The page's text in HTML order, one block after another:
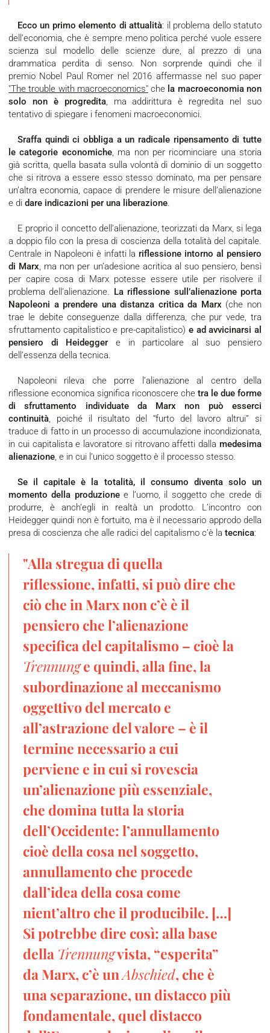
Ecco un primo elemento di attualità: il problema dello statuto
dell’economia, che è sempre meno politica perché vuole essere
scienza sul modello delle scienze dure, al prezzo di una
drammatica perdita di senso. Non sorprende quindi che il
premio Nobel Paul Romer nel 2016 affermasse nel suo paper
"The trouble with macroeconomics"che la macroeconomia non
solo non è progredita, ma addirittura è regredita nel suo
tentativo di spiegare i fenomeni macroeconomici.
Sraffa quindi ci obbliga a un radicale ripensamento di tutte
le categorie economiche, ma non per ricominciare una storia
già scritta, quella basata sulla volontà di dominio di un soggetto
che si ritrova a essere esso stesso dominato, ma per pensare
un’altra economia, capace di prendere le misure dell’alienazione
e di dare indicazioni per una liberazione.
E proprio il concetto dell’alienazione, teorizzati da Marx, si lega
a doppio filo con la presa di coscienza della totalità del capitale.
Centrale in Napoleoni è infatti la riflessione intorno al pensiero
di Marx , ma non per un’adesione acritica al suo pensiero, bensì
per capire cosa di Marx potesse essere utile per risolvere il
problema dell’alienazione. La riflessione sull’alienazione porta
Napoleoni a prendere una distanza critica da Marx (che non
trae le debite conseguenze dalla differenza, che pur vede, tra
sfruttamento capitalistico e pre-capitalistico) e ad avvicinarsi al
pensiero di Heidegger e in particolare al suo pensiero
dell’essenza della tecnica.
Napoleoni rileva che porre l’alienazione al centro della
riflessione economica significa riconoscere che tra le due forme
di sfruttamento individuate da Marx non può esserci
continuità , poiché il risultato del “furto del lavoro altrui” si
traduce di fatto in un processo di accumulazione incondizionata,
in cui capitalista e lavoratore si ritrovano affetti dalla medesima
alienazione , e in cui l’unico soggetto è il processo stesso.
Se il capitale è la totalità, il consumo diventa solo un
momento della produzionee l’uomo, il soggetto che crede di
produrre, è anch’egli in realtà un prodotto. L’incontro con
Heidegger quindi non è fortuito, ma è il necessario approdo della
presa di coscienza che alle radici del capitalismo c’è la tecnica:
"Alla stregua di quella
riflessione, infatti, si può dire che
ciò che in Marx non c’è è il
pensiero che l’alienazione
specifica del capitalismo – cioè la
Trennunge quindi, alla fine, la
subordinazione al meccanismo
oggettivo del mercato e
all’astrazione del valore – è il
termine necessario a cui
perviene e in cui si rovescia
un’alienazione più essenziale,
che domina tutta la storia
dell’Occidente: l’annullamento
cioè della cosa nel soggetto,
annullamento che procede
dall’idea della cosa come
nient’altro che il producibile. […]
Si potrebbe dire così: alla base
della Trennungvista, “esperita”
da Marx, c’è unAbschied, che è
una separazione, un distacco più
fondamentale, quel distacco